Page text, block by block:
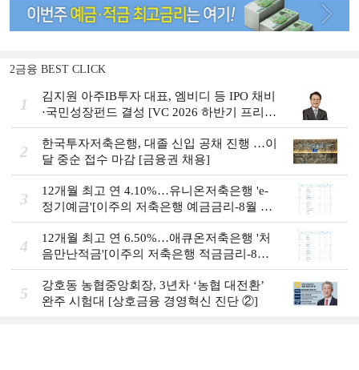
2금융 BEST CLICK
1
김지원 아주IB투자 대표, 엠비디 등 IPO 채비
·국민성장펀드 결성 [VC 2026 하반기 프리
뷰]
2
한국투자저축은행, 대졸 신입 공채 진행 …이
달 중순 접수 마감 [금융권 채용]
3
12개월 최고 연 4.10%…유니온저축은행 'e-
정기예금'[이주의 저축은행 예금금리-8월 2
주]
4
12개월 최고 연 6.50%…애큐온저축은행 '처
음만난적금'[이주의 저축은행 적금금리-8월
2주]
5
강호동 농협중앙회장, 3년차 ‘농협 대전환ʼ
완주 시험대 [상호금융 경영혁신 진단 ②]